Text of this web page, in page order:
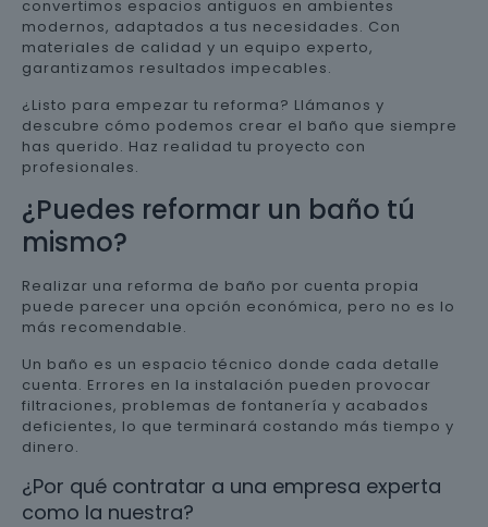
convertimos espacios antiguos en ambientes
modernos, adaptados a tus necesidades. Con
materiales de calidad y un equipo experto,
garantizamos resultados impecables.
¿Listo para empezar tu reforma? Llámanos y
descubre cómo podemos crear el baño que siempre
has querido. Haz realidad tu proyecto con
profesionales.
¿Puedes reformar un baño tú
mismo?
Realizar una reforma de baño por cuenta propia
puede parecer una opción económica, pero no es lo
más recomendable.
Un baño es un espacio técnico donde cada detalle
cuenta. Errores en la instalación pueden provocar
filtraciones, problemas de fontanería y acabados
deficientes, lo que terminará costando más tiempo y
dinero.
¿Por qué contratar a una empresa experta
como la nuestra?